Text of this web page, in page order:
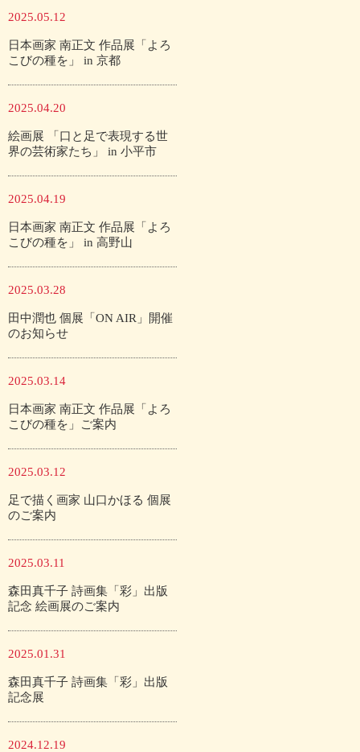
2025.05.12
日本画家 南正文 作品展「よろ
こびの種を」 in 京都
2025.04.20
絵画展 「口と足で表現する世
界の芸術家たち」 in 小平市
2025.04.19
日本画家 南正文 作品展「よろ
こびの種を」 in 高野山
2025.03.28
田中潤也 個展「ON AIR」開催
のお知らせ
2025.03.14
日本画家 南正文 作品展「よろ
こびの種を」ご案内
2025.03.12
足で描く画家 山口かほる 個展
のご案内
2025.03.11
森田真千子 詩画集「彩」出版
記念 絵画展のご案内
2025.01.31
森田真千子 詩画集「彩」出版
記念展
2024.12.19